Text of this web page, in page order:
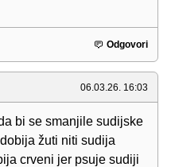
Odgovori
06.03.26. 16:03
bi se smanjile sudijske
žuti niti sudija
crveni jer psuje sudiji